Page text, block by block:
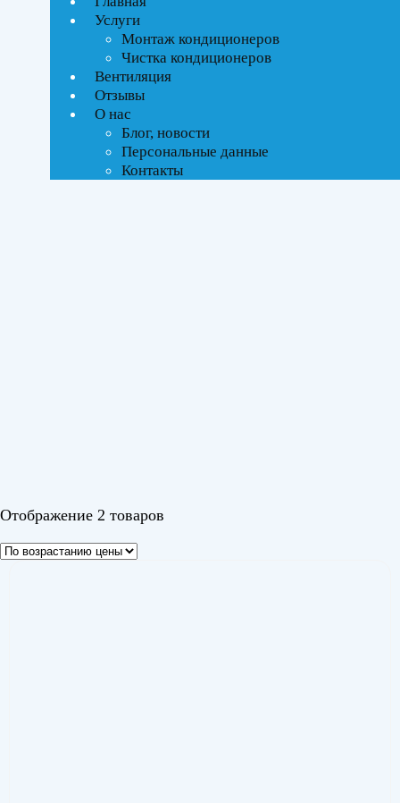
Услуги
Монтаж кондиционеров
Чистка кондиционеров
Вентиляция
Отзывы
О нас
Блог, новости
Персональные данные
Контакты
Ценовой фильтр
ВСЕ АКЦИИ(2)
Тип управления
Инверторное
Отображение 2 товаров